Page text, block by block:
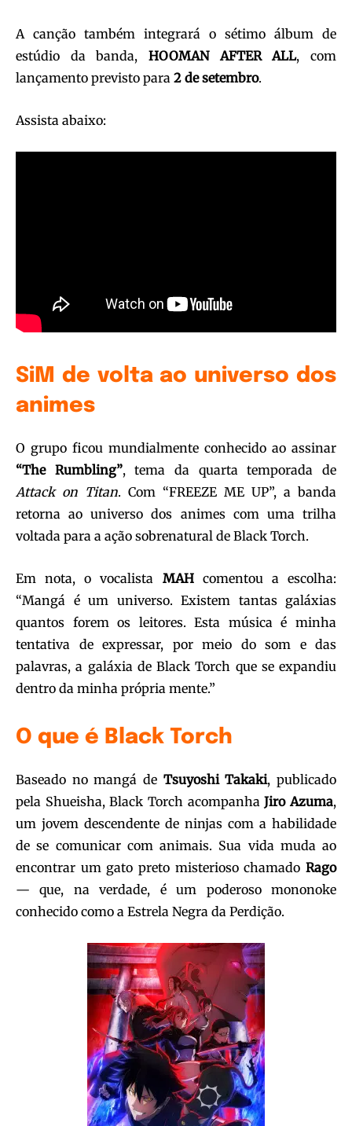
A canção também integrará o sétimo álbum de
estúdio da banda, HOOMAN AFTER ALL, com
lançamento previsto para 2 de setembro.
Assista abaixo:
SiM de volta ao universo dos
animes
O grupo ficou mundialmente conhecido ao assinar
“The Rumbling”, tema da quarta temporada de
Attack on Titan. Com “FREEZE ME UP”, a banda
retorna ao universo dos animes com uma trilha
voltada para a ação sobrenatural de Black Torch.
Em nota, o vocalista MAHcomentou a escolha:
“Mangá é um universo. Existem tantas galáxias
quantos forem os leitores. Esta música é minha
tentativa de expressar, por meio do som e das
palavras, a galáxia de Black Torch que se expandiu
dentro da minha própria mente.”
O que é Black Torch
Baseado no mangá de Tsuyoshi Takaki, publicado
pela Shueisha, Black Torch acompanhaJiro Azuma,
um jovem descendente de ninjas com a habilidade
de se comunicar com animais. Sua vida muda ao
encontrar um gato preto misterioso chamado Rago
— que, na verdade, é um poderoso mononoke
conhecido como a Estrela Negra da Perdição.